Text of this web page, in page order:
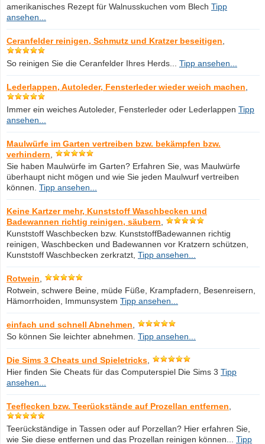
amerikanisches Rezept für Walnusskuchen vom Blech Tipp
ansehen...
Ceranfelder reinigen, Schmutz und Kratzer beseitigen
So reinigen Sie die Ceranfelder Ihres Herds... Tipp ansehen...
Lederlappen, Autoleder, Fensterleder wieder weich machen
Immer ein weiches Autoleder, Fensterleder oder Lederlappen Tipp
ansehen...
Maulwürfe im Garten vertreiben bzw. bekämpfen bzw.
verhindern
Sie haben Maulwürfe im Garten? Erfahren Sie, was Maulwürfe
überhaupt nicht mögen und wie Sie jeden Maulwurf vertreiben
können. Tipp ansehen...
Keine Kartzer mehr, Kunststoff Waschbecken und
Badewannen richtig reinigen, säubern
Kunststoff Waschbecken bzw. KunststoffBadewannen richtig
reinigen, Waschbecken und Badewannen vor Kratzern schützen,
Kunststoff Waschbecken zerkratzt, Tipp ansehen...
Rotwein
Rotwein, schwere Beine, müde Füße, Krampfadern, Besenreisern,
Hämorrhoiden, Immunsystem Tipp ansehen...
einfach und schnell Abnehmen
So können Sie leichter abnehmen. Tipp ansehen...
Die Sims 3 Cheats und Spieletricks
Hier finden Sie Cheats für das Computerspiel Die Sims 3 Tipp
ansehen...
Teeflecken bzw. Teerückstände auf Prozellan entfernen
Teerückständige in Tassen oder auf Porzellan? Hier erfahren Sie,
wie Sie diese entfernen und das Prozellan reinigen können... Tipp